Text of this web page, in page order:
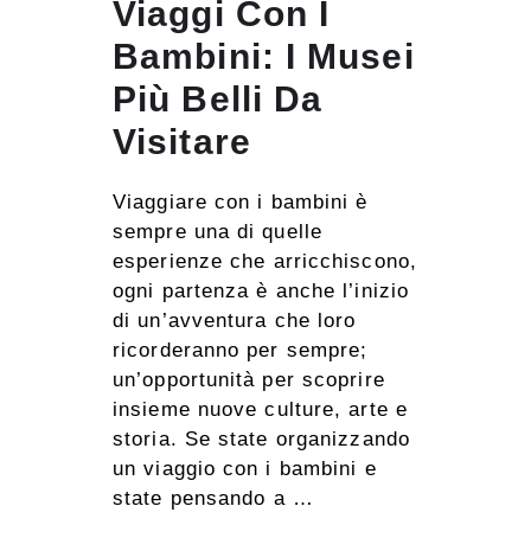
Viaggi Con I
Bambini: I Musei
Più Belli Da
Visitare
Viaggiare con i bambini è
sempre una di quelle
esperienze che arricchiscono,
ogni partenza è anche l’inizio
di un’avventura che loro
ricorderanno per sempre;
un’opportunità per scoprire
insieme nuove culture, arte e
storia. Se state organizzando
un viaggio con i bambini e
state pensando a …